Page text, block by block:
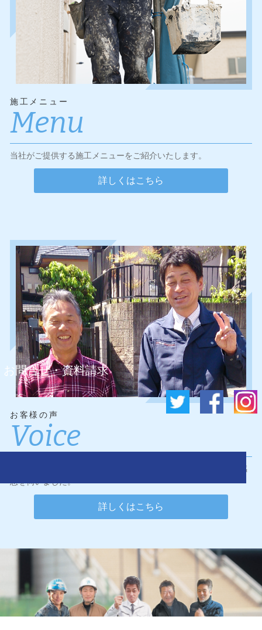
施工メニュー
Menu
当社がご提供する施工メニューをご紹介いたします。
詳しくはこちら
お客様の声
Voice
ワンダーリフォームに施工のご依頼をくださったお客様に、ご感
想を伺いました。
詳しくはこちら
お問合せ・資料請求